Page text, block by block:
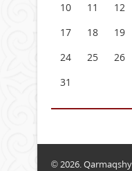
10
11 12
17
18 19
24
25 26
31
© 2026.